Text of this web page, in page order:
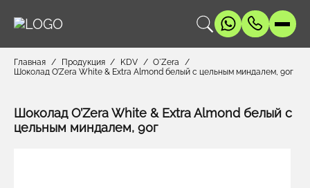
Главная Продукция KDV
O`Zera
Шоколад O’Zera White & Extra Almond белый с цельным миндалем, 90г
Шоколад O’Zera White & Extra Almond белый с
цельным миндалем, 90г